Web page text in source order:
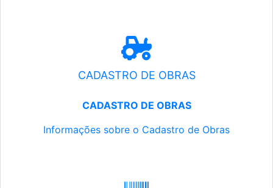
CADASTRO DE OBRAS
CADASTRO DE OBRAS
Informações sobre o Cadastro de Obras